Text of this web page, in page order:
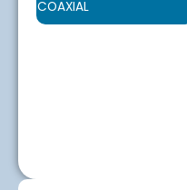
COAXIAL